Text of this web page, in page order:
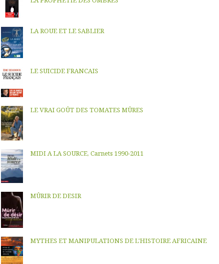
LA ROUE ET LE SABLIER
LE SUICIDE FRANCAIS
LE VRAI GOÛT DES TOMATES MÛRES
MIDI A LA SOURCE, Carnets 1990-2011
MÛRIR DE DESIR
MYTHES ET MANIPULATIONS DE L'HISTOIRE AFRICAINE